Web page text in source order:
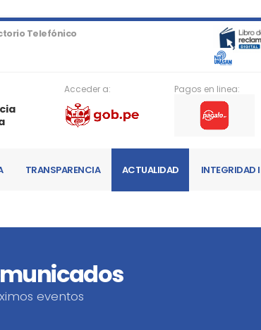
Telefónico
Acceder a: Pagos en linea:
TRANSPARENCIA ACTUALIDAD INTEGRIDAD
eventos